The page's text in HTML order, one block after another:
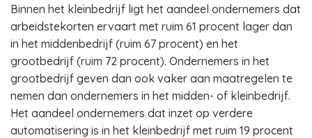
Binnen het kleinbedrijf ligt het aandeel ondernemers dat
arbeidstekorten ervaart met ruim 61 procent lager dan
in het middenbedrijf (ruim 67 procent) en het
grootbedrijf (ruim 72 procent). Ondernemers in het
grootbedrijf geven dan ook vaker aan maatregelen te
nemen dan ondernemers in het midden- of kleinbedrijf.
Het aandeel ondernemers dat inzet op verdere
automatisering is in het kleinbedrijf met ruim 19 procent